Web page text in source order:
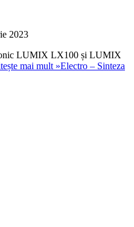
2023
LUMIX LX100 și LUMIX
mai mult »Electro – Sinteza